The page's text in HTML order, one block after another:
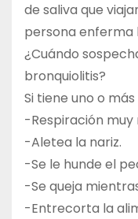
de saliva que
persona enferma
¿Cuándo
bronquiolitis?
Si tiene uno o
-Respiración muy
-Aletea la nariz.
-Se le hunde el
-Se queja
-Entrecorta la